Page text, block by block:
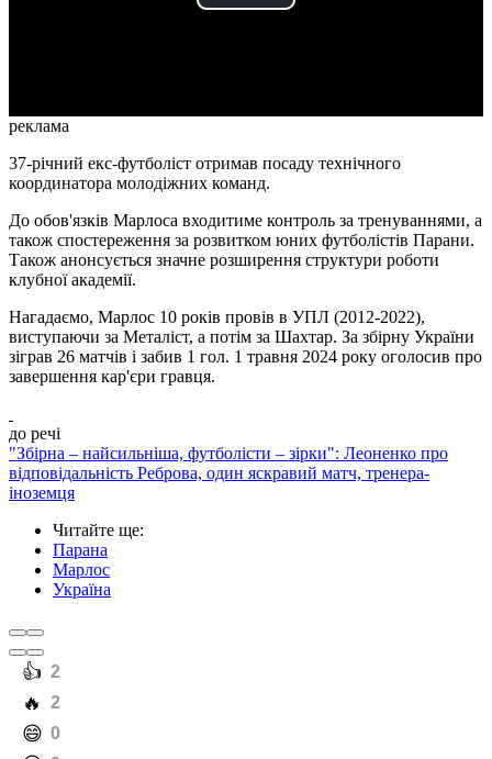
Play
реклама
37-річний екс-футболіст отримав посаду технічного
координатора молодіжних команд.
До обов'язків Марлоса входитиме контроль за тренуваннями, а
також спостереження за розвитком юних футболістів Парани.
Також анонсується значне розширення структури роботи
клубної академії.
Нагадаємо, Марлос 10 років провів в УПЛ (2012-2022),
виступаючи за Металіст, а потім за Шахтар. За збірну України
зіграв 26 матчів і забив 1 гол. 1 травня 2024 року оголосив про
завершення кар'єри гравця.
до речі
"Збірна – найсильніша, футболісти – зірки": Леоненко про
відповідальність Реброва, один яскравий матч, тренера-
іноземця
Читайте ще:
Парана
Марлос
Україна
️👍 2
️🔥 2
️😄 0